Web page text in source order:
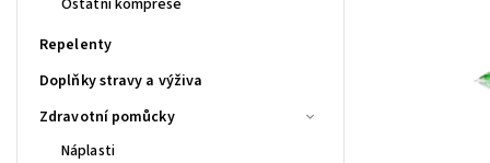
Repelenty
Doplňky stravy a výživa
Zdravotní pomůcky
Náplasti